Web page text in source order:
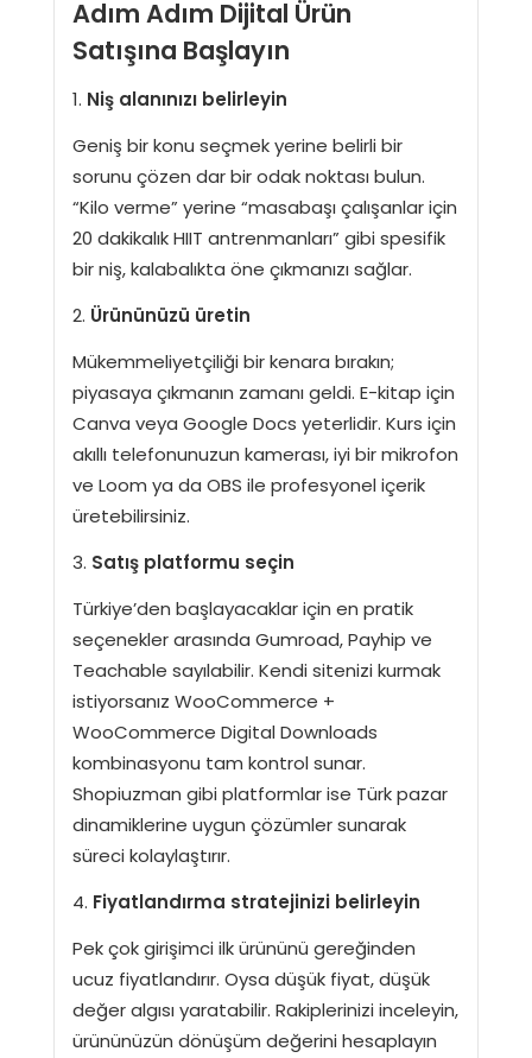
Adım Adım Dijital Ürün
Satışına Başlayın
Niş alanınızı belirleyin
Geniş bir konu seçmek yerine belirli bir
sorunu çözen dar bir odak noktası bulun.
“Kilo verme” yerine “masabaşı çalışanlar için
20 dakikalık HIIT antrenmanları” gibi spesifik
bir niş, kalabalıkta öne çıkmanızı sağlar.
Ürününüzü üretin
Mükemmeliyetçiliği bir kenara bırakın;
piyasaya çıkmanın zamanı geldi. E-kitap için
Canva veya Google Docs yeterlidir. Kurs için
akıllı telefonunuzun kamerası, iyi bir mikrofon
ve Loom ya da OBS ile profesyonel içerik
üretebilirsiniz.
Satış platformu seçin
Türkiye’den başlayacaklar için en pratik
seçenekler arasında Gumroad, Payhip ve
Teachable sayılabilir. Kendi sitenizi kurmak
istiyorsanız WooCommerce +
WooCommerce Digital Downloads
kombinasyonu tam kontrol sunar.
Shopiuzman gibi platformlar ise Türk pazar
dinamiklerine uygun çözümler sunarak
süreci kolaylaştırır.
Fiyatlandırma stratejinizi belirleyin
Pek çok girişimci ilk ürününü gereğinden
ucuz fiyatlandırır. Oysa düşük fiyat, düşük
değer algısı yaratabilir. Rakiplerinizi inceleyin,
ürününüzün dönüşüm değerini hesaplayın